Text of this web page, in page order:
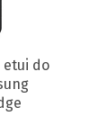
etui do